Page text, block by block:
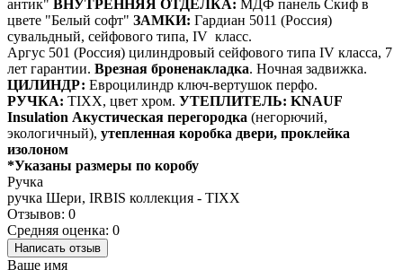
антик" ВНУТРЕННЯЯ ОТДЕЛКА: МДФ панель Скиф в
цвете "Белый софт" ЗАМКИ: Гардиан 5011 (Россия)
сувальдный, сейфового типа, IV класс.
Аргус 501 (Россия) цилиндровый сейфового типа IV класса, 7
лет гарантии. Врезная броненакладка. Ночная задвижка.
ЦИЛИНДР: Евроцилиндр ключ-вертушок перфо.
РУЧКА: TIXX, цвет хром. УТЕПЛИТЕЛЬ: KNAUF
Insulation Акустическая перегородка (негорючий,
экологичный), утепленная коробка двери, проклейка
изолоном
*Указаны размеры по коробу
Ручка
ручка Шери, IRBIS коллекция - TIXX
Отзывов: 0
Средняя оценка: 0
Написать отзыв
Ваше имя